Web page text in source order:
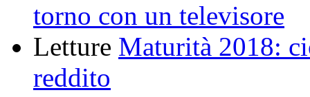
torno con un televisore
Letture Maturità 2018:
reddito